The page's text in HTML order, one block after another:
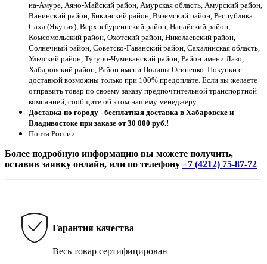
на-Амуре, Аяно-Майский район, Амурская область, Амурский район,
Ванинский район, Бикинский район, Вяземский район, Республика
Саха (Якутия), Верхнебуреинский район, Нанайский район,
Комсомольский район, Охотский район, Николаевский район,
Солнечный район, Советско-Гаванский район, Сахалинская область,
Ульчский район, Тугуро-Чумиканский район, Район имени Лазо,
Хабаровский район, Район имени Полины Осипенко. Покупки с
доставкой возможны только при 100% предоплате. Если вы желаете
отправить товар по своему заказу предпочтительной транспортной
компанией, сообщите об этом нашему менеджеру.
Доставка по городу - бесплатная доставка в Хабаровске и
Владивостоке при заказе от 30 000 руб.!
Почта России
Более подробную информацию вы можете получить,
оставив заявку онлайн, или по телефону +7 (4212) 75-87-72
Гарантия качества
Весь товар сертифицирован